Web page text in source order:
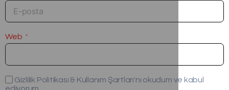
Web
Gizlilik Politikası & Kullanım Şartları'nı okudum ve kabul
ediyorum.